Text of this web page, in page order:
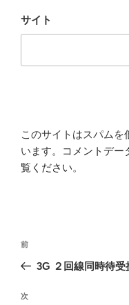
サイト
このサイトはスパムを
います。
コメントデー
覧ください。
投
ビ
前
の
稿
前
3G ２回線同時待受
次
次